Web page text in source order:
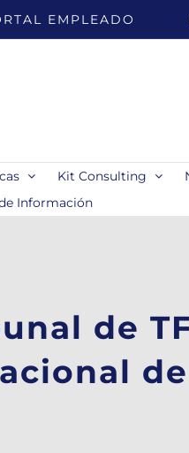
EMPLEADO
Kit Consulting
Información
de
de